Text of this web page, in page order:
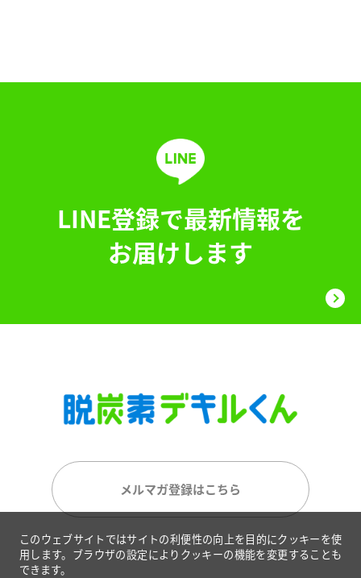
LINE登録で最新情報を
お届けします
メルマガ登録はこちら
このウェブサイトではサイトの利便性の向上を目的にクッキーを使
用します。ブラウザの設定によりクッキーの機能を変更することも
できます。